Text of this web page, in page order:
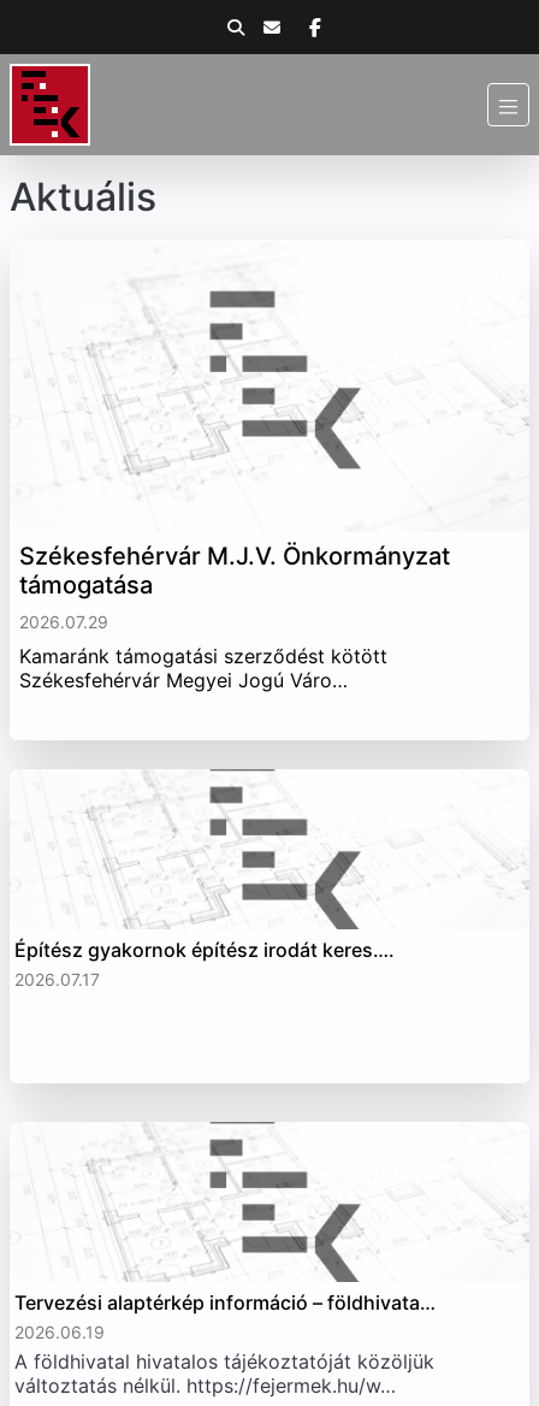
Aktuális
Székesfehérvár M.J.V. Önkormányzat
támogatása
2026.07.29
Kamaránk támogatási szerződést kötött
Székesfehérvár Megyei Jogú Váro…
Építész gyakornok építész irodát keres….
2026.07.17
Tervezési alaptérkép információ – földhivata…
2026.06.19
A földhivatal hivatalos tájékoztatóját közöljük
változtatás nélkül. https://fejermek.hu/w…